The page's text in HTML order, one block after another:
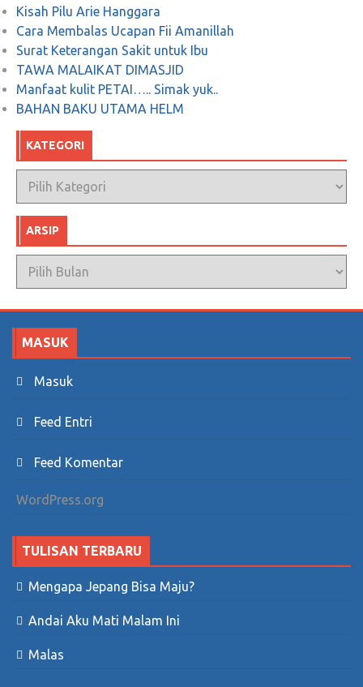
Sejarah Patung Dirgantara (Patung Pancoran)
Januari 5, 2018 0
Kisah Pilu Arie Hanggara
Cara Membalas Ucapan Fii Amanillah
Surat Keterangan Sakit untuk Ibu
TAWA MALAIKAT DIMASJID
Manfaat kulit PETAI….. Simak yuk..
BAHAN BAKU UTAMA HELM
KATEGORI
Kategori
ARSIP
Arsip
MASUK
Masuk
Feed Entri
Feed Komentar
WordPress.org
TULISAN TERBARU
Mengapa Jepang Bisa Maju?
Andai Aku Mati Malam Ini
Malas